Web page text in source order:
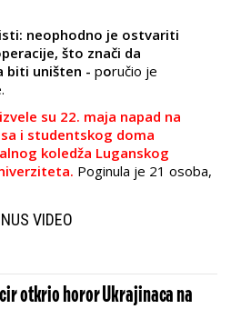
neophodno je ostvariti
što znači da
biti uništen - poručio je
su 22. maja napad na
i studentskog doma
koledža Luganskog
Poginula je 21 osoba,
VIDEO
otkrio horor Ukrajinaca na